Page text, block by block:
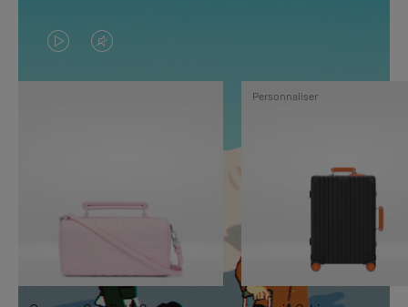
LA
VIDÉO
PAUSE,
APPUYEZ
SUR
LE
SON
DÉSACTIVÉ.
VEUILLEZ
Personnaliser